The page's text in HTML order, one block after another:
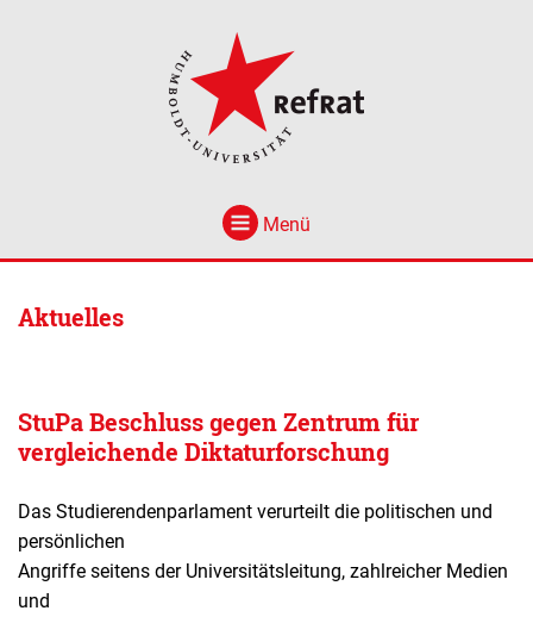
Menü
Aktuelles
StuPa Beschluss gegen Zentrum für
vergleichende Diktaturforschung
Das Studierendenparlament verurteilt die politischen und
persönlichen
Angriffe seitens der Universitätsleitung, zahlreicher Medien
und